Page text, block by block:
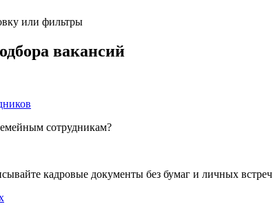
или фильтры
вакансий
сотрудникам?
кадровые документы без бумаг и личных встреч